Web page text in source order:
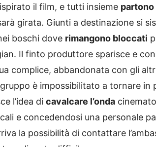
il film, e tutti insieme
girata. Giunti a destinazione si
boschi dove rimangono bloccati
Il finto produttore sparisce e
complice, abbandonata con gli
è impossibilitato a tornare in
l’idea di cavalcare l’onda
e concedendosi una personale
la possibilità di contattare